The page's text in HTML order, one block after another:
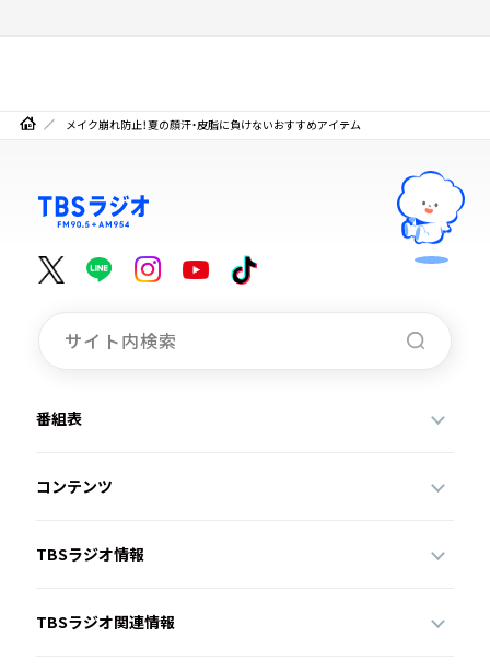
メイク崩れ防止！夏の顔汗・皮脂に負けないおすすめアイテム
番組表
コンテンツ
TBSラジオ情報
TBSラジオ関連情報